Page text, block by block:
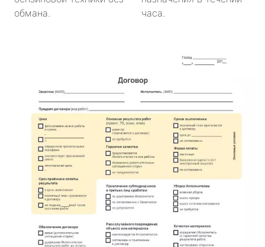
обмана.
часа.